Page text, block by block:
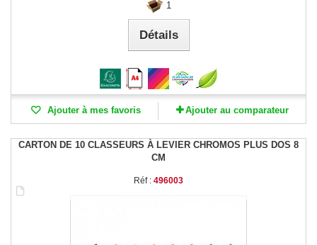
1
Détails
Ajouter à mes favoris Ajouter au comparateur
CARTON DE 10 CLASSEURS À LEVIER CHROMOS PLUS DOS 8
CM
Réf : 496003